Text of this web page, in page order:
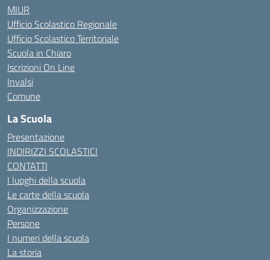
MIUR
Ufficio Scolastico Regionale
Ufficio Scolastico Territoriale
Scuola in Chiaro
Iscrizioni On Line
Invalsi
Comune
La Scuola
Presentazione
INDIRIZZI SCOLASTICI
CONTATTI
I luoghi della scuola
Le carte della scuola
Organizzazione
Persone
I numeri della scuola
La storia